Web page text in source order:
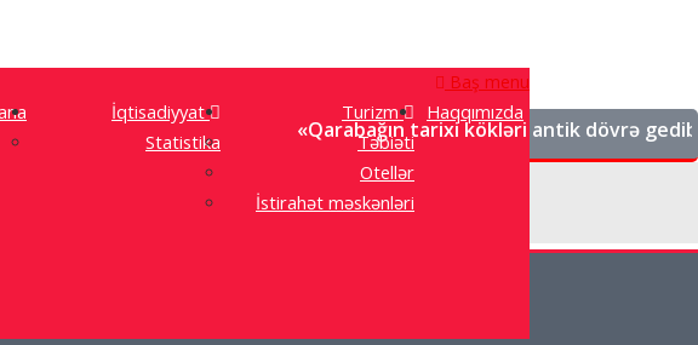
«Qarabağın tarixi kökləri antik dövrə gedib
Baş menu
İqtisadiyyat
Statistika
Turizm
Təbiəti
Otellər
İstirahət məskənləri
Haqqımızda